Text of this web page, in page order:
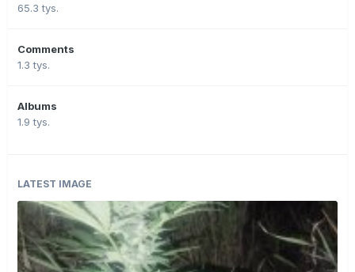
65.3 tys.
Comments
1.3 tys.
Albums
1.9 tys.
LATEST IMAGE